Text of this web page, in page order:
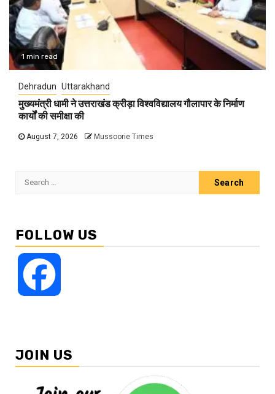
1 min read
Dehradun Uttarakhand
मुख्यमंत्री धामी ने उत्तराखंड क्रीड़ा विश्वविद्यालय गौलापार के निर्माण
कार्यों की समीक्षा की
August 7, 2026 Mussoorie Times
Search
FOLLOW US
JOIN US